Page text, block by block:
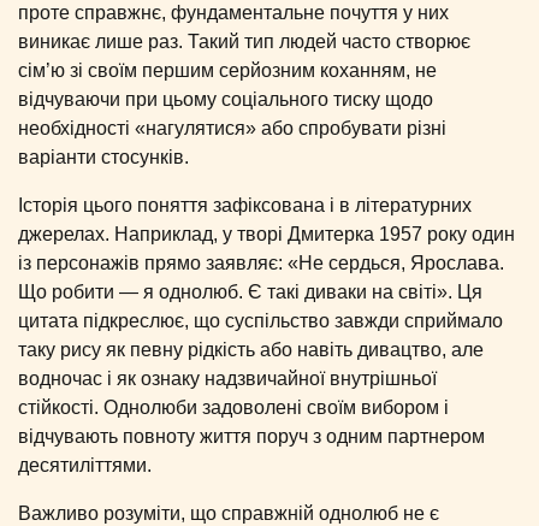
проте справжнє, фундаментальне почуття у них
виникає лише раз. Такий тип людей часто створює
сім’ю зі своїм першим серйозним коханням, не
відчуваючи при цьому соціального тиску щодо
необхідності «нагулятися» або спробувати різні
варіанти стосунків.
Історія цього поняття зафіксована і в літературних
джерелах. Наприклад, у творі Дмитерка 1957 року один
із персонажів прямо заявляє: «Не сердься, Ярослава.
Що робити — я однолюб. Є такі диваки на світі». Ця
цитата підкреслює, що суспільство завжди сприймало
таку рису як певну рідкість або навіть дивацтво, але
водночас і як ознаку надзвичайної внутрішньої
стійкості. Однолюби задоволені своїм вибором і
відчувають повноту життя поруч з одним партнером
десятиліттями.
Важливо розуміти, що справжній однолюб не є